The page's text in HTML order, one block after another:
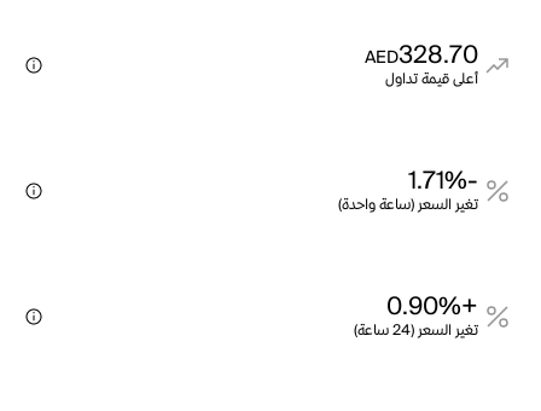
328.70
AED
أعلى قيمة تداول
-1.71%
تغير السعر (ساعة واحدة)
+0.90%
تغير السعر (24 ساعة)